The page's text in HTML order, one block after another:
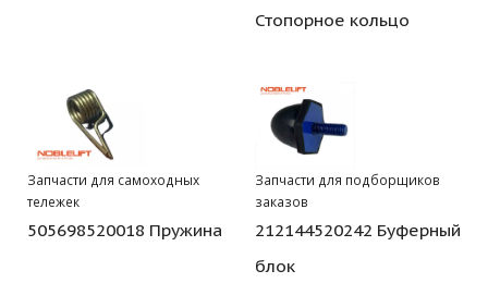
Стопорное кольцо
Запчасти для самоходных
тележек
505698520018 Пружина
Запчасти для подборщиков
заказов
212144520242 Буферный
блок